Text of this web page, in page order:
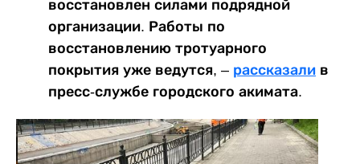
восстановлен силами подрядной
организации. Работы по
восстановлению тротуарного
покрытия уже ведутся, – рассказали в
пресс-службе городского акимата.